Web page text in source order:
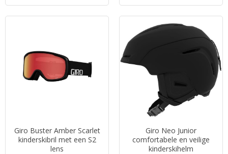
Piste georiënteerd
junioren ski met een Fibre
stabiel en een goede grip.
Piste georiënteerd
junioren ski met een Fibre
Tech versterkte kern.
Makkelijk wendbaar,
stabiel en een goede grip.
Giro Buster Amber Scarlet
kinderskibril met een S2
lens
Giro Neo Junior
comfortabele en veilige
kinderskihelm